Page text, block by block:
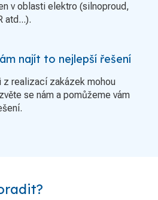
v oblasti elektro (silnoproud,
atd...).
najít to nejlepší řešení
z realizací zakázek mohou
se nám a pomůžeme vám